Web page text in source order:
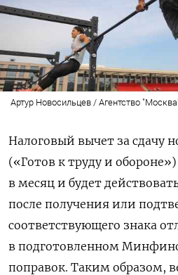
Артур Новосильцев / Агентство
Налоговый вычет за сдачу
(«Готов к труду и обороне»)
в месяц и будет
после получения или
соответствующего знака
в подготовленном
поправок. Таким образом,